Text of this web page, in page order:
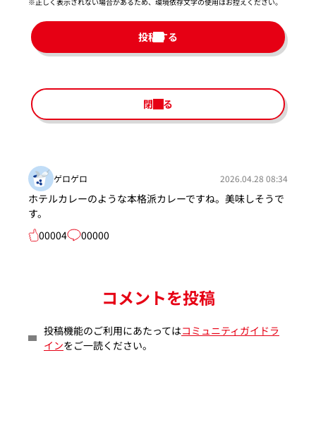
投稿する
閉じる
ゲロゲロ 2026.04.28 08:34
ホテルカレーのような本格派カレーですね。美味しそうで
す。
00004
00000
コメントを投稿
投稿機能のご利用にあたってはコミュニティガイドラ
インをご一読ください。